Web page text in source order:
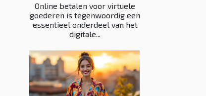
Online betalen voor virtuele
goederen is tegenwoordig een
essentieel onderdeel van het
digitale...